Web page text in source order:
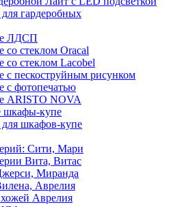
гардеробных
ЛДСП
стеклом Oracal
стеклом Lacobel
пескоструйным рисунком
фотопечатью
ARISTO NOVA
шкафы-купе
шкафов-купе
Сити, Мари
Вита, Витас
Миранда
Аврелия
Аврелия